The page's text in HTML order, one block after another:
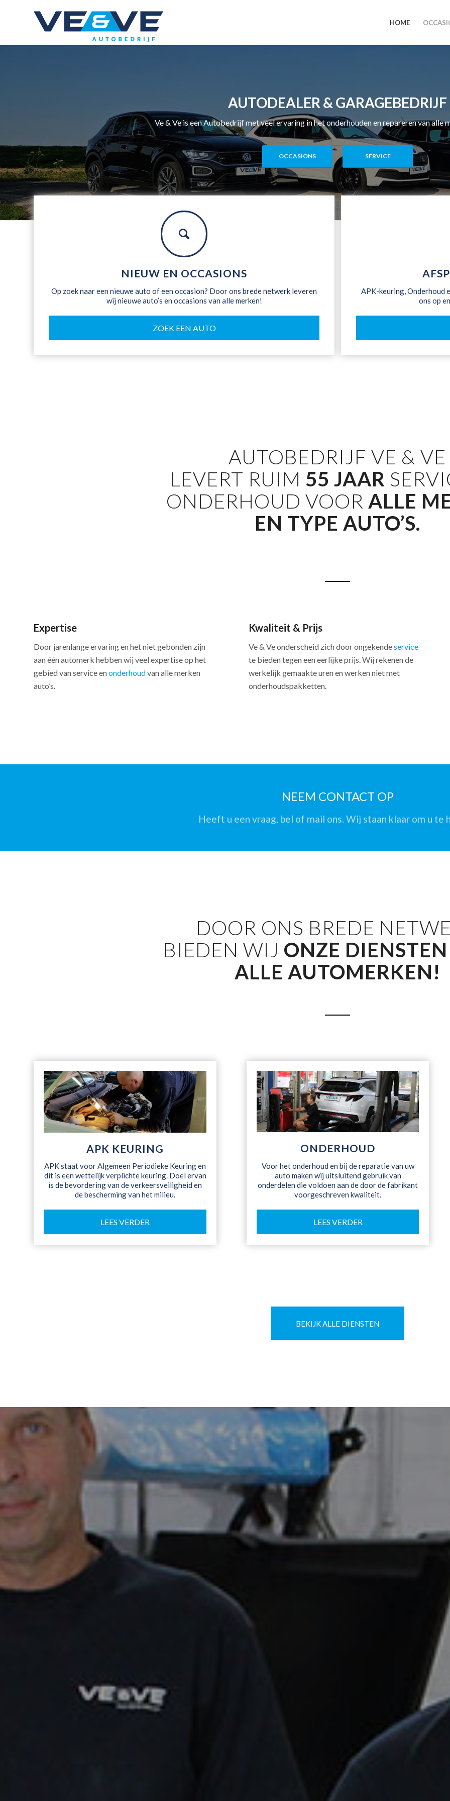
HOME
AUTODEALER & GARAGEBEDRIJF
Ve & Ve is een Autobedrijf met veel ervaring in het onderhouden en repareren van alle
OCCASIONS SERVICE
NIEUW EN OCCASIONS
Op zoek naar een nieuwe auto of een occasion? Door ons brede netwerk leveren
wij nieuwe auto’s en occasions van alle merken!
ZOEK EEN AUTO
APK-keuring, Onderhoud
ons op
AUTOBEDRIJF VE & VE
LEVERT RUIM 55 JAAR
ONDERHOUD VOOR ALLE
EN TYPE AUTO’S.
Expertise
Door jarenlange ervaring en het niet gebonden zijn
aan één automerk hebben wij veel expertise op het
gebied van service enonderhoudvan alle merken
auto’s.
Kwaliteit & Prijs
Ve & Ve onderscheid zich door ongekendeservice
te bieden tegen een eerlijke prijs. Wij rekenen de
werkelijk gemaakte uren en werken niet met
onderhoudspakketten.
NEEM CONTACT OP
Heeft u een vraag, bel of mail ons. Wij staan klaar om u te
DOOR ONS BREDE
BIEDEN WIJ ONZE
ALLE AUTOMERKEN!
APK KEURING
APK staat voor Algemeen Periodieke Keuring en
dit is een wettelijk verplichte keuring. Doel ervan
is de bevordering van de verkeersveiligheid en
de bescherming van het milieu.
LEES VERDER
ONDERHOUD
Voor het onderhoud en bij de reparatie van uw
auto maken wij uitsluitend gebruik van
onderdelen die voldoen aan de door de fabrikant
voorgeschreven kwaliteit.
LEES VERDER
BEKIJK ALLE DIENSTEN